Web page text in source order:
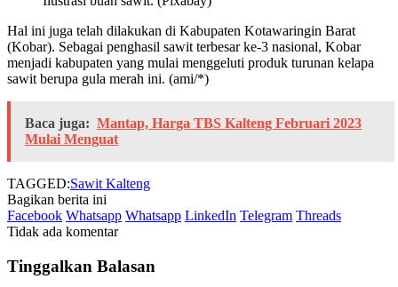
Hal ini juga telah dilakukan di Kabupaten Kotawaringin Barat
(Kobar). Sebagai penghasil sawit terbesar ke-3 nasional, Kobar
menjadi kabupaten yang mulai menggeluti produk turunan kelapa
sawit berupa gula merah ini. (ami/*)
Baca juga: Mantap, Harga TBS Kalteng Februari 2023
Mulai Menguat
TAGGED:Sawit Kalteng
Bagikan berita ini
Facebook Whatsapp Whatsapp LinkedIn Telegram Threads
Tidak ada komentar
Tinggalkan Balasan